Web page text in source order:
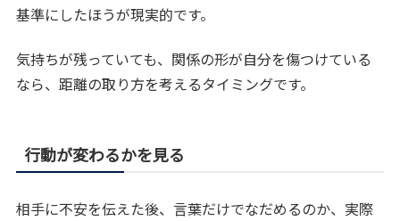
基準にしたほうが現実的です。
気持ちが残っていても、関係の形が自分を傷つけている
なら、距離の取り方を考えるタイミングです。
行動が変わるかを見る
相手に不安を伝えた後、言葉だけでなだめるのか、実際